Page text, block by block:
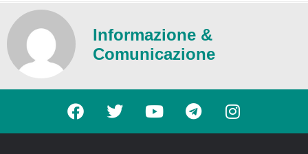
Informazione &
Comunicazione